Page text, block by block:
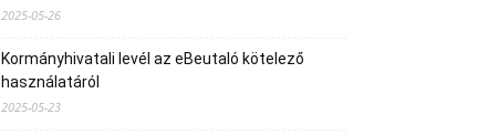
2025-05-26
Kormányhivatali levél az eBeutaló kötelező
használatáról
2025-05-23